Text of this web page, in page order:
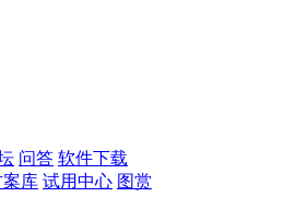
问答 软件下载
库 试用中心 图赏